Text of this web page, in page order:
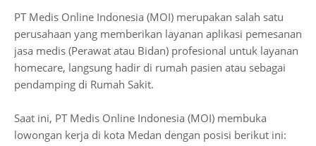
PT Medis Online Indonesia (MOI) merupakan salah satu
perusahaan yang memberikan layanan aplikasi pemesanan
jasa medis (Perawat atau Bidan) profesional untuk layanan
homecare, langsung hadir di rumah pasien atau sebagai
pendamping di Rumah Sakit.
Saat ini, PT Medis Online Indonesia (MOI) membuka
lowongan kerja di kota Medan dengan posisi berikut ini: